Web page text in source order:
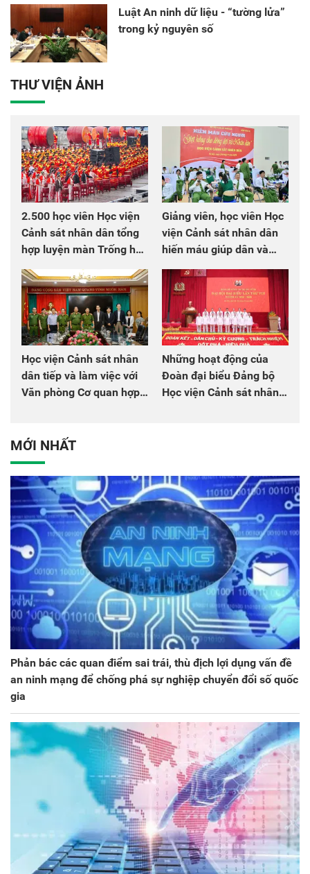
Luật An ninh dữ liệu - “tường lửa”
trong kỷ nguyên số
THƯ VIỆN ẢNH
2.500 học viên Học viện
Cảnh sát nhân dân tổng
hợp luyện màn Trống hội
Giảng viên, học viên Học
viện Cảnh sát nhân dân
hiến máu giúp dân và
Học viện Cảnh sát nhân
dân tiếp và làm việc với
Văn phòng Cơ quan hợp
Những hoạt động của
Đoàn đại biểu Đảng bộ
Học viện Cảnh sát nhân
MỚI NHẤT
Phản bác các quan điểm sai trái, thù địch lợi dụng vấn đề
an ninh mạng để chống phá sự nghiệp chuyển đổi số quốc
gia